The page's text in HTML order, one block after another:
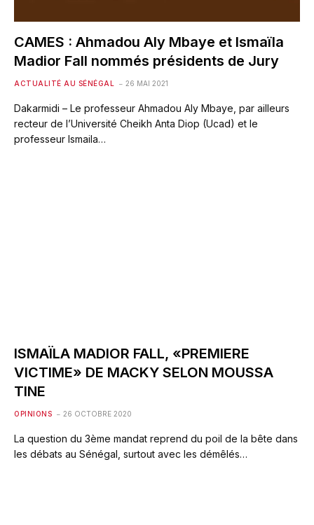
CAMES : Ahmadou Aly Mbaye et Ismaïla
Madior Fall nommés présidents de Jury
ACTUALITÉ AU SÉNÉGAL 26 MAI 2021
Dakarmidi – Le professeur Ahmadou Aly Mbaye, par ailleurs
recteur de l’Université Cheikh Anta Diop (Ucad) et le
professeur Ismaila…
ISMAÏLA MADIOR FALL, «PREMIERE
VICTIME» DE MACKY SELON MOUSSA
TINE
OPINIONS 26 OCTOBRE 2020
La question du 3ème mandat reprend du poil de la bête dans
les débats au Sénégal, surtout avec les démêlés…